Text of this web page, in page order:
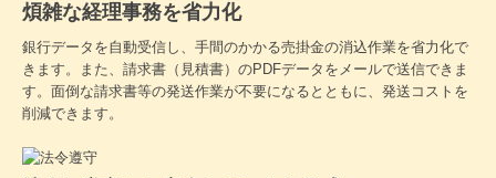
煩雑な経理事務を省力化
銀行データを自動受信し、手間のかかる売掛金の消込作業を省力化で
きます。また、請求書（見積書）のPDFデータをメールで送信できま
す。面倒な請求書等の発送作業が不要になるとともに、発送コストを
削減できます。